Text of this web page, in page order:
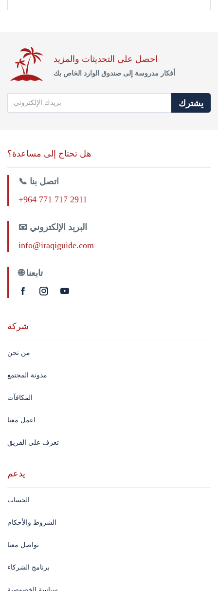
احصل على التحديثات والمزيد
أفكار مدروسة إلى صندوق الوارد الخاص بك
يشترك
هل تحتاج إلى مساعدة؟
📞 اتصل بنا
+964 771 717 2911
📧 البريد الإلكتروني
info@iraqiguide.com
🌐 تابعنا
شركة
من نحن
مدونة المجتمع
المكافآت
اعمل معنا
تعرف على الفريق
يدعم
الحساب
الشروط والأحكام
تواصل معنا
برنامج الشركاء